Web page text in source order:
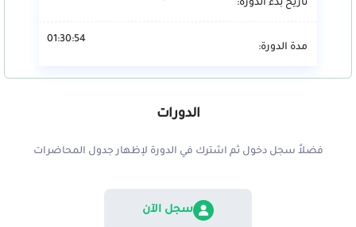
تاريخ بدء الدورة:
مدة الدورة:
01:30:54
الدورات
فضلاً سجل دخول ثم اشترك في الدورة لإظهار جدول المحاضرات
سجل الآن